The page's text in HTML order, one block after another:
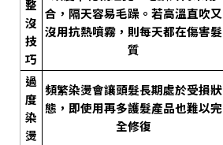
整
沒
技
巧
合，隔天容易毛躁。若高溫直吹又
沒用抗熱噴霧，則每天都在傷害髮
質
過
度
染
燙
頻繁染燙會讓頭髮長期處於受損狀
態，即使用再多護髮產品也難以完
全修復